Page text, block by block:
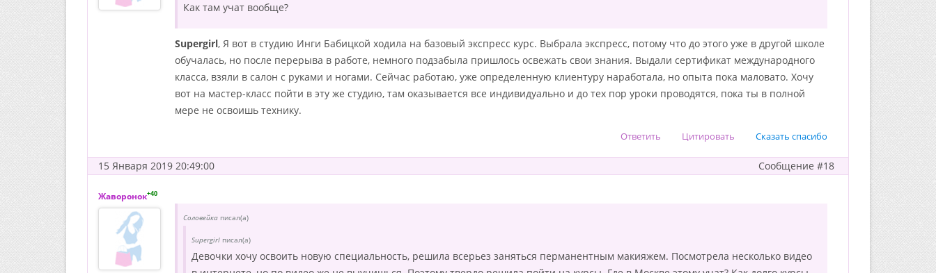
Как там учат вообще?
Supergirl, Я вот в студию Инги Бабицкой ходила на базовый экспресс курс. Выбрала экспресс, потому что до этого уже в другой школе
обучалась, но после перерыва в работе, немного подзабыла пришлось освежать свои знания. Выдали сертификат международного
класса, взяли в салон с руками и ногами. Сейчас работаю, уже определенную клиентуру наработала, но опыта пока маловато. Хочу
вот на мастер-класс пойти в эту же студию, там оказывается все индивидуально и до тех пор уроки проводятся, пока ты в полной
мере не освоишь технику.
Сказать спасибо
Цитировать
Ответить
Сообщение #18
15 Января 2019 20:49:00
Жаворонок+40
Соловейка писал(а)
Supergirl писал(а)
Девочки хочу освоить новую специальность, решила всерьез заняться перманентным макияжем. Посмотрела несколько видео